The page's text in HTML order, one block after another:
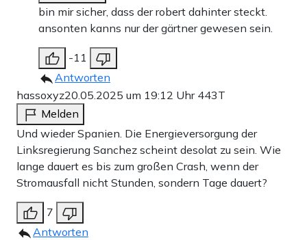
bin mir sicher, dass der robert dahinter steckt.
ansonten kanns nur der gärtner gewesen sein.
-11
Antworten
hassoxyz20.05.2025 um 19:12 Uhr 443T
Melden
Und wieder Spanien. Die Energieversorgung der
Linksregierung Sanchez scheint desolat zu sein. Wie
lange dauert es bis zum großen Crash, wenn der
Stromausfall nicht Stunden, sondern Tage dauert?
7
Antworten